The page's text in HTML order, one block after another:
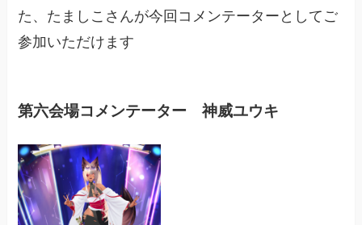
た、たましこさんが今回コメンテーターとしてご
参加いただけます
第六会場コメンテーター 神威ユウキ